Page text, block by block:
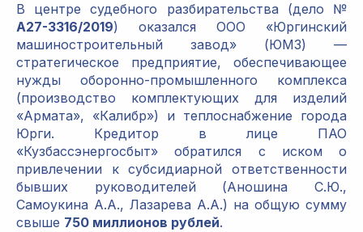
В центре судебного разбирательства (дело №
А27-3316/2019) оказался ООО «Юргинский
машиностроительный завод» (ЮМЗ) —
стратегическое предприятие, обеспечивающее
нужды оборонно-промышленного комплекса
(производство комплектующих для изделий
«Армата», «Калибр») и теплоснабжение города
Юрги. Кредитор в лице ПАО
«Кузбассэнергосбыт» обратился с иском о
привлечении к субсидиарной ответственности
бывших руководителей (Аношина С.Ю.,
Самоукина А.А., Лазарева А.А.) на общую сумму
свыше 750 миллионов рублей.